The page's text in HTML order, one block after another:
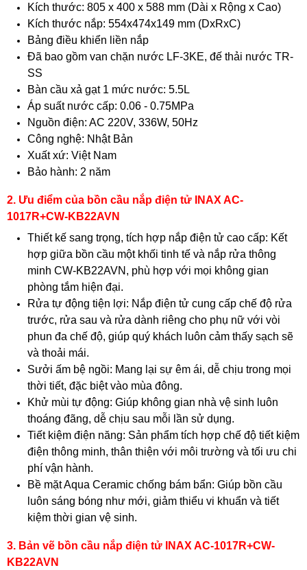
Kích thước: 805 x 400 x 588 mm (Dài x Rộng x Cao)
Kích thước nắp: 554x474x149 mm (DxRxC)
Bảng điều khiển liền nắp
Đã bao gồm van chặn nước LF-3KE, đế thải nước TR-
SS
Bàn cầu xả gạt 1 mức nước: 5.5L
Áp suất nước cấp: 0.06 - 0.75MPa
Nguồn điện: AC 220V, 336W, 50Hz
Công nghệ: Nhật Bản
Xuất xứ: Việt Nam
Bảo hành: 2 năm
2. Ưu điểm của bồn cầu nắp điện tử INAX AC-
1017R+CW-KB22AVN
Thiết kế sang trọng, tích hợp nắp điện tử cao cấp: Kết
hợp giữa bồn cầu một khối tinh tế và nắp rửa thông
minh CW-KB22AVN, phù hợp với mọi không gian
phòng tắm hiện đại.
Rửa tự động tiện lợi: Nắp điện tử cung cấp chế độ rửa
trước, rửa sau và rửa dành riêng cho phụ nữ với vòi
phun đa chế độ, giúp quý khách luôn cảm thấy sạch sẽ
và thoải mái.
Sưởi ấm bệ ngồi: Mang lại sự êm ái, dễ chịu trong mọi
thời tiết, đặc biệt vào mùa đông.
Khử mùi tự động: Giúp không gian nhà vệ sinh luôn
thoáng đãng, dễ chịu sau mỗi lần sử dụng.
Tiết kiệm điện năng: Sản phẩm tích hợp chế độ tiết kiệm
điện thông minh, thân thiện với môi trường và tối ưu chi
phí vận hành.
Bề mặt Aqua Ceramic chống bám bẩn: Giúp bồn cầu
luôn sáng bóng như mới, giảm thiểu vi khuẩn và tiết
kiệm thời gian vệ sinh.
3. Bản vẽ bồn cầu nắp điện tử INAX AC-1017R+CW-
KB22AVN